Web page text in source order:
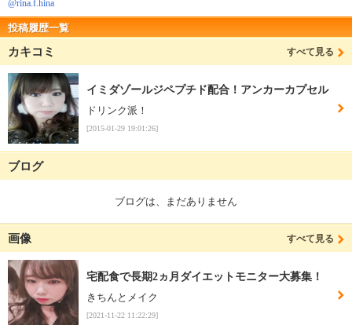
@rina.f.hina
投稿履歴一覧
カキコミ すべて見る
イミダゾールジペプチド配合！アンカーカプセル
ドリンク派！
[2015-01-29 19:01:26]
ブログ
ブログは、まだありません
画像 すべて見る
宅配食で長期2ヵ月ダイエットモニター大募集！
きちんとメイク
[2021-11-22 11:22:29]